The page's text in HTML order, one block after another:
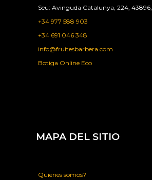
Seu: Avinguda Catalunya, 224, 43896,
+34 977 588 903
+34 691 046 348
info@fruitesbarbera.com
Botiga Online Eco
MAPA DEL SITIO
Quienes somos?